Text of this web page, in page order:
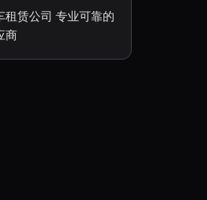
租赁公司 专业可靠的
商